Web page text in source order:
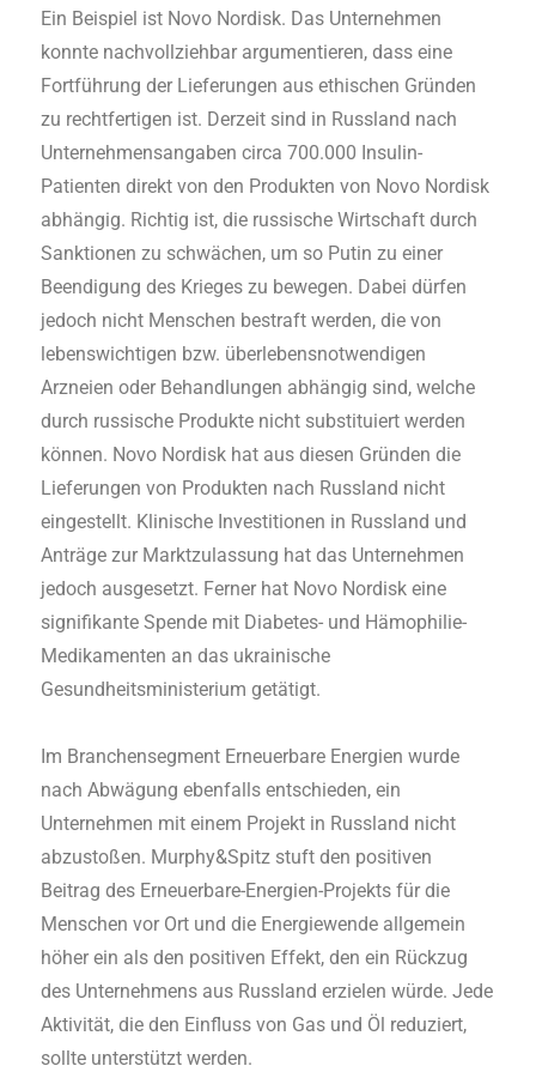
Ein Beispiel ist Novo Nordisk. Das Unternehmen
konnte nachvollziehbar argumentieren, dass eine
Fortführung der Lieferungen aus ethischen Gründen
zu rechtfertigen ist. Derzeit sind in Russland nach
Unternehmensangaben circa 700.000 Insulin-
Patienten direkt von den Produkten von Novo Nordisk
abhängig. Richtig ist, die russische Wirtschaft durch
Sanktionen zu schwächen, um so Putin zu einer
Beendigung des Krieges zu bewegen. Dabei dürfen
jedoch nicht Menschen bestraft werden, die von
lebenswichtigen bzw. überlebensnotwendigen
Arzneien oder Behandlungen abhängig sind, welche
durch russische Produkte nicht substituiert werden
können. Novo Nordisk hat aus diesen Gründen die
Lieferungen von Produkten nach Russland nicht
eingestellt. Klinische Investitionen in Russland und
Anträge zur Marktzulassung hat das Unternehmen
jedoch ausgesetzt. Ferner hat Novo Nordisk eine
signifikante Spende mit Diabetes- und Hämophilie-
Medikamenten an das ukrainische
Gesundheitsministerium getätigt.
Im Branchensegment Erneuerbare Energien wurde
nach Abwägung ebenfalls entschieden, ein
Unternehmen mit einem Projekt in Russland nicht
abzustoßen. Murphy&Spitz stuft den positiven
Beitrag des Erneuerbare-Energien-Projekts für die
Menschen vor Ort und die Energiewende allgemein
höher ein als den positiven Effekt, den ein Rückzug
des Unternehmens aus Russland erzielen würde. Jede
Aktivität, die den Einfluss von Gas und Öl reduziert,
sollte unterstützt werden.